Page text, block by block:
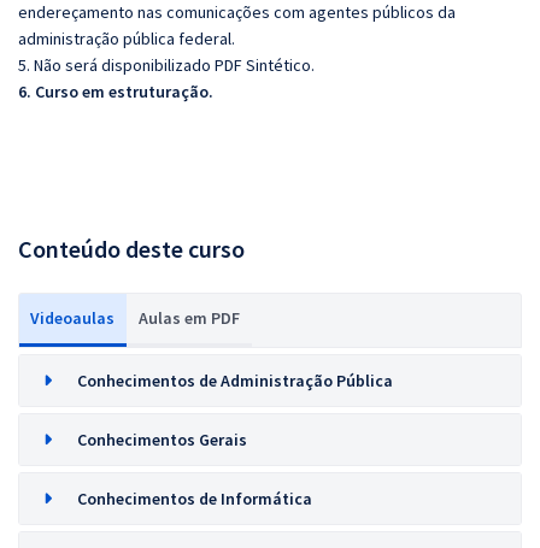
endereçamento nas comunicações com agentes públicos da
administração pública federal.
5. Não será disponibilizado PDF Sintético.
6. Curso em estruturação.
Conteúdo deste curso
Videoaulas Aulas em PDF
Conhecimentos de Administração Pública
Conhecimentos Gerais
Conhecimentos de Informática